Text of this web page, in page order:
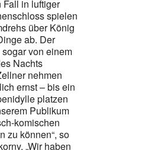
in luftiger
spielen
über König
ab. Der
von einem
Nachts
nehmen
ernst – bis ein
platzen
Publikum
komischen
zu können“, so
„Wir haben